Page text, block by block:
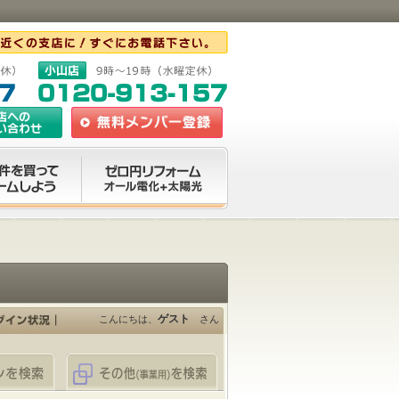
こんにちは、 ゲスト さん